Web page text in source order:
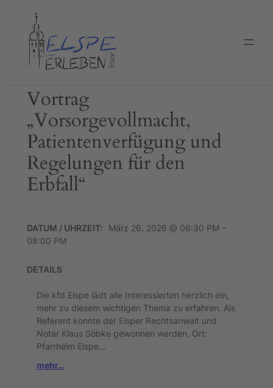
springen
Vortrag
„Vorsorgevollmacht,
Patientenverfügung und
Regelungen für den
Erbfall“
DATUM / UHRZEIT:
März 26, 2026 @ 06:30 PM –
08:00 PM
DETAILS
Die kfd Elspe lädt alle Interessierten herzlich ein,
mehr zu diesem wichtigen Thema zu erfahren. Als
Referent konnte der Elsper Rechtsanwalt und
Notar Klaus Söbke gewonnen werden. Ort:
Pfarrheim Elspe…
mehr…